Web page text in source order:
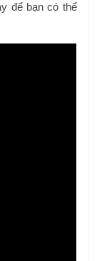
để bạn có thể